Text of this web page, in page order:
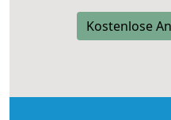
Kostenlose